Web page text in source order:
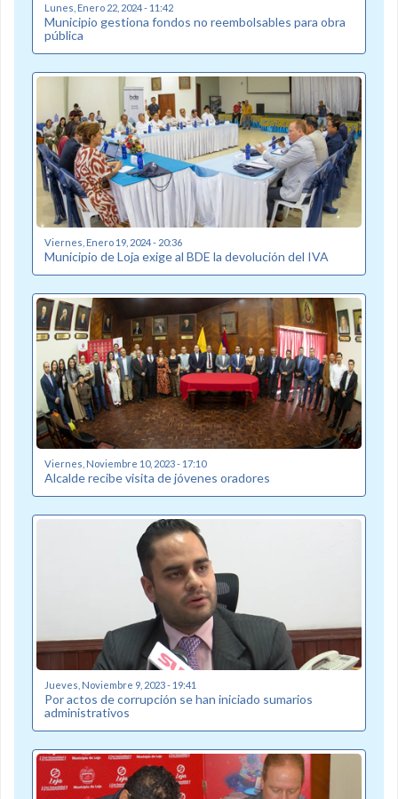
Lunes, Enero 22, 2024 - 11:42
Municipio gestiona fondos no reembolsables para obra
pública
Viernes, Enero 19, 2024 - 20:36
Municipio de Loja exige al BDE la devolución del IVA
Viernes, Noviembre 10, 2023 - 17:10
Alcalde recibe visita de jóvenes oradores
Jueves, Noviembre 9, 2023 - 19:41
Por actos de corrupción se han iniciado sumarios
administrativos